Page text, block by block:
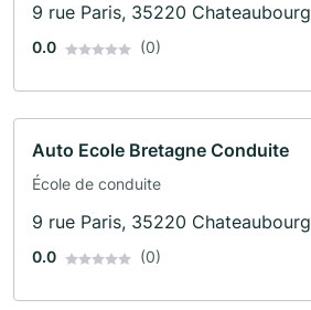
9 rue Paris, 35220 Chateaubourg
0.0 (0)
Auto Ecole Bretagne Conduite
École de conduite
9 rue Paris, 35220 Chateaubourg
0.0 (0)